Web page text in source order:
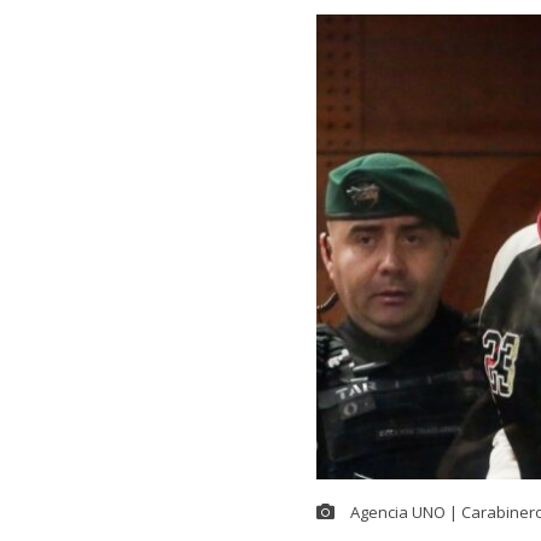
Agencia UNO |